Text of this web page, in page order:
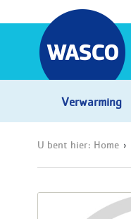
Verwarming
U bent hier: Home